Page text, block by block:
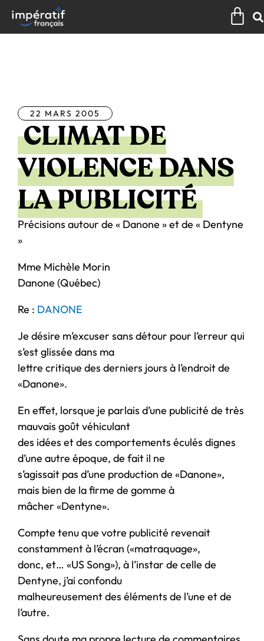
contenu
22 MARS 2005
CLIMAT DE
VIOLENCE DANS
LA PUBLICITÉ
Précisions autour de « Danone » et de « Dentyne
»
Mme Michèle Morin
Danone (Québec)
Re : DANONE
Je désire m’excuser sans détour pour l’erreur qui
s’est glissée dans ma
lettre critique des derniers jours à l’endroit de
«Danone».
En effet, lorsque je parlais d’une publicité de très
mauvais goût véhiculant
des idées et des comportements éculés dignes
d’une autre époque, de fait il ne
s’agissait pas d’une production de «Danone»,
mais bien de la firme de gomme à
mâcher «Dentyne».
Compte tenu que votre publicité revenait
constamment à l’écran («matraquage»,
donc, et… «US Song»), à l’instar de celle de
Dentyne, j’ai confondu
malheureusement des éléments de l’une et de
l’autre.